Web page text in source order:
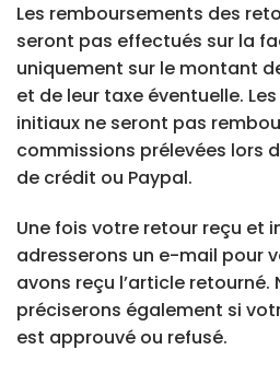
Les remboursements des
seront pas effectués sur la
uniquement sur le montant
et de leur taxe éventuelle.
initiaux ne seront pas
commissions prélevées lors
de crédit ou Paypal.
Une fois votre retour reçu et
adresserons un e-mail pour
avons reçu l’article retourné.
préciserons également si
est approuvé ou refusé.